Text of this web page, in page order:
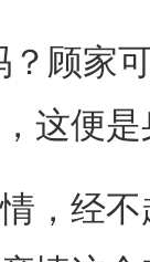
顾家可
这便
经不